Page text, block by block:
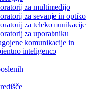
za multimedijo
za sevanje in optiko
za telekomunikacije
za uporabniku
komunikacije in
inteligenco